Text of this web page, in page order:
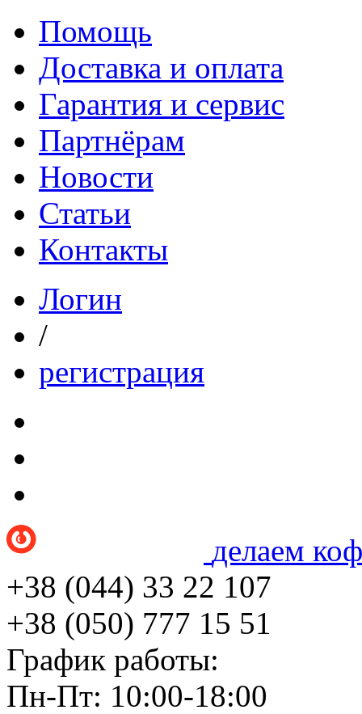
Помощь
Доставка и оплата
Гарантия и сервис
Партнёрам
Новости
Статьи
Контакты
Логин
/
регистрация
делаем
+38 (044) 33 22 107
+38 (050) 777 15 51
График работы:
Пн-Пт: 10:00-18:00